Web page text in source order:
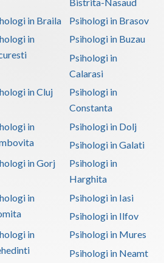
in Braila
Psihologi in Brasov
in
Psihologi in Buzau
Psihologi in
Calarasi
in Cluj
Psihologi in
Constanta
in
Psihologi in Dolj
Psihologi in Galati
in Gorj
Psihologi in
Harghita
in
Psihologi in Iasi
Psihologi in Ilfov
in
Psihologi in Mures
Psihologi in Neamt